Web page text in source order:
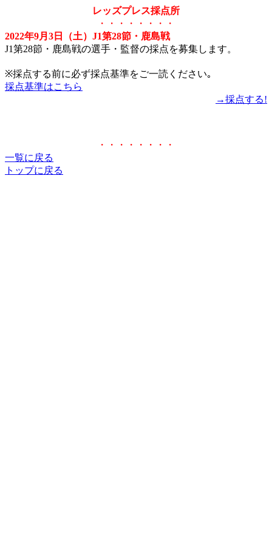
レッズプレス採点所
・・・・・・・・
2022年9月3日（土）J1第28節・鹿島戦
J1第28節・鹿島戦の選手・監督の採点を募集します。
※採点する前に必ず採点基準をご一読ください｡
採点基準はこちら
→採点する!
・・・・・・・・
一覧に戻る
トップに戻る